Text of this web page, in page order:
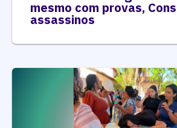
mesmo com provas,
assassinos